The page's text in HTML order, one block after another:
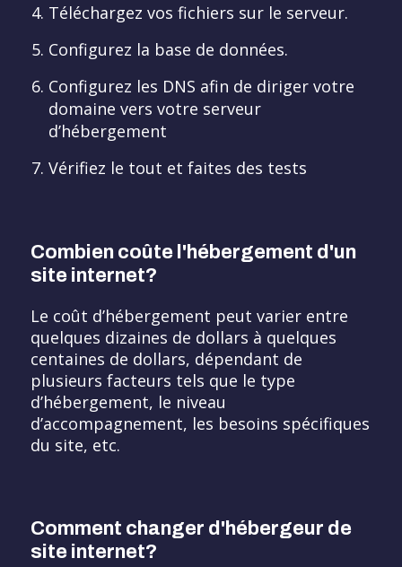
Téléchargez vos fichiers sur le serveur.
Configurez la base de données.
Configurez les DNS afin de diriger votre
domaine vers votre serveur
d’hébergement
Vérifiez le tout et faites des tests
Combien coûte l'hébergement d'un
site internet?
Le coût d’hébergement peut varier entre
quelques dizaines de dollars à quelques
centaines de dollars, dépendant de
plusieurs facteurs tels que le type
d’hébergement, le niveau
d’accompagnement, les besoins spécifiques
du site, etc.
Comment changer d'hébergeur de
site internet?